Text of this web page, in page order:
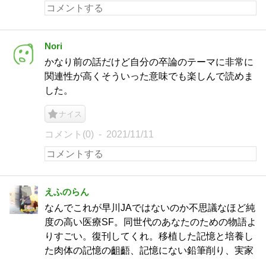
Nori
かなり前の話だけど自分の卒論のテーマに非常に
関連性が高くそういった意味でも楽しんで読めま
した。
ナイス
コメント(0) 2021/11/11
えふのらん
なんでこれが早川JAではないのか不思議なほど純
度の高い医療SF。同世代のあなたのための物語よ
りすごい。復刊してくれ。移植した記憶と培養し
た肉体の記憶の齟齬、記憶にない鉛筆削り、実家